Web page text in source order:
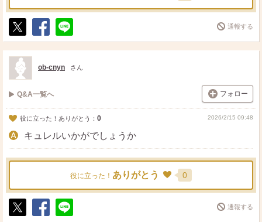
ポ
ス
ト
シ
ェ
送
る
通報する
ob-cnyn さん
Q&A一覧へ フォロー
役に立った！ありがとう： 0 2026/2/15 09:48
キュレルいかがでしょうか
役に立った！ ありがとう 0
通報する